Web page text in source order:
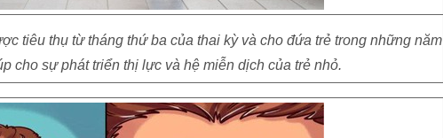
tiêu thụ từ tháng thứ ba của thai kỳ và cho đứa trẻ trong những năm
cho sự phát triển thị lực và hệ miễn dịch của trẻ nhỏ.